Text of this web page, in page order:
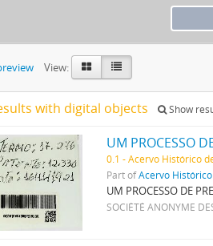
View:
with digital objects Show
UM PROCESSO
0.1 - Acervo Histórico
Part ofAcervo
UM PROCESSO DE
SOCIÉTÉ ANONYME